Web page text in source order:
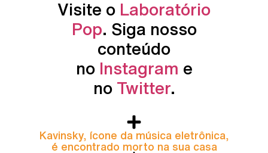
Visite o Laboratório
Pop. Siga nosso
conteúdo
no Instagram e
no Twitter.
Kavinsky, ícone da música eletrônica,
é encontrado morto na sua casa